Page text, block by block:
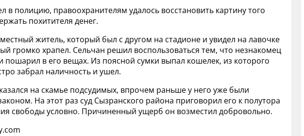
в полицию, правоохранителям удалось восстановить картину того
похитителя денег.
житель, который был с другом на стадионе и увидел на лавочке
громко храпел. Сельчан решил воспользоваться тем, что незнакомец
пошарил в его вещах. Из поясной сумки выпал кошелек, из которого
забрал наличность и ушел.
на скамье подсудимых, впрочем раньше у него уже были
На этот раз суд Сызранского района приговорил его к полутора
свободы условно. Причиненный ущерб он возместил добровольно.